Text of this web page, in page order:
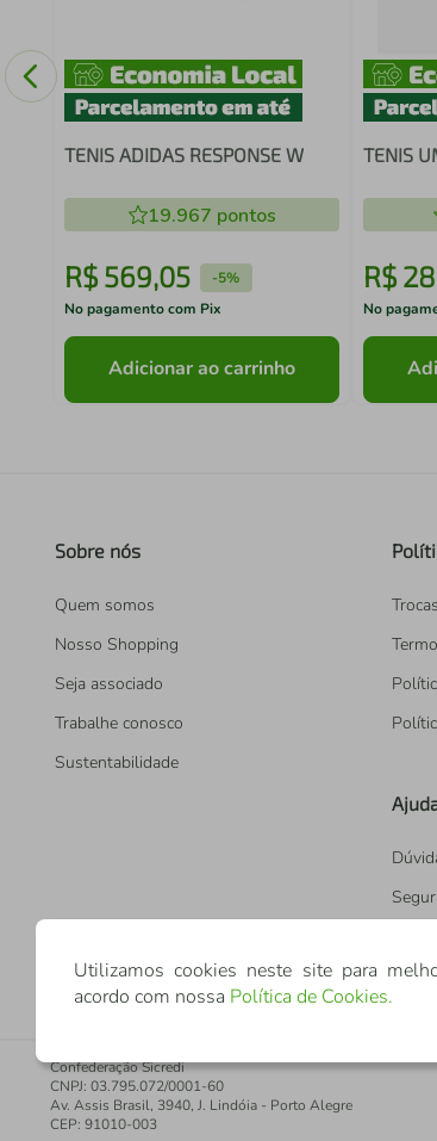
TENIS ADIDAS RESPONSE W
19.967 pontos
R$ 569,05 -5%
No pagamento com Pix
Adicionar ao carrinho
TENIS
R$
No
Sobre nós
Quem somos
Nosso Shopping
Seja associado
Trabalhe conosco
Sustentabilidade
Confederação Sicredi
CNPJ: 03.795.072/0001-60
Av. Assis Brasil, 3940, J. Lindóia - Porto Alegre
CEP: 91010-003
Utilizamos cookies neste site para
acordo com nossa Política de Cookies.